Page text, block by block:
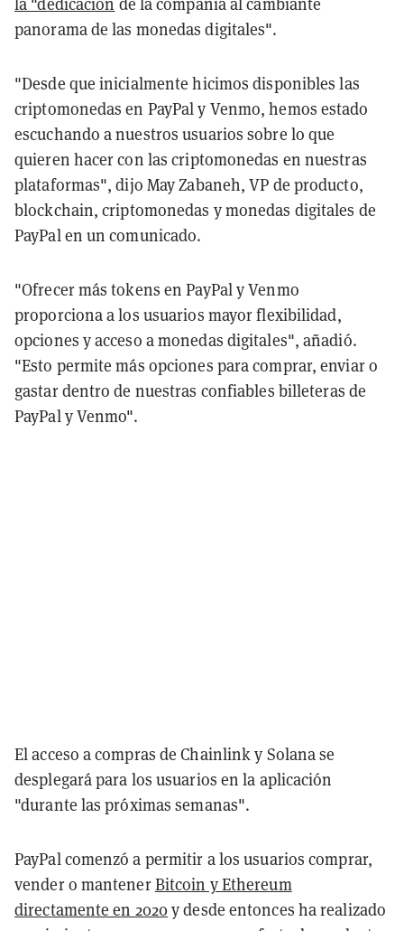
panorama de las monedas digitales".
"Desde que inicialmente hicimos disponibles las
criptomonedas en PayPal y Venmo, hemos estado
escuchando a nuestros usuarios sobre lo que
quieren hacer con las criptomonedas en nuestras
plataformas", dijo May Zabaneh, VP de producto,
blockchain, criptomonedas y monedas digitales de
PayPal en un comunicado.
"Ofrecer más tokens en PayPal y Venmo
proporciona a los usuarios mayor flexibilidad,
opciones y acceso a monedas digitales", añadió.
"Esto permite más opciones para comprar, enviar o
gastar dentro de nuestras confiables billeteras de
PayPal y Venmo".
El acceso a compras de Chainlink y Solana se
desplegará para los usuarios en la aplicación
"durante las próximas semanas".
PayPal comenzó a permitir a los usuarios comprar,
vender o mantenerBitcoin y Ethereum
directamente en 2020y desde entonces ha realizado